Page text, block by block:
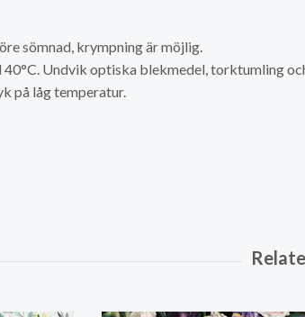
sömnad, krympning är möjlig.
Undvik optiska blekmedel, torktumling
på låg temperatur.